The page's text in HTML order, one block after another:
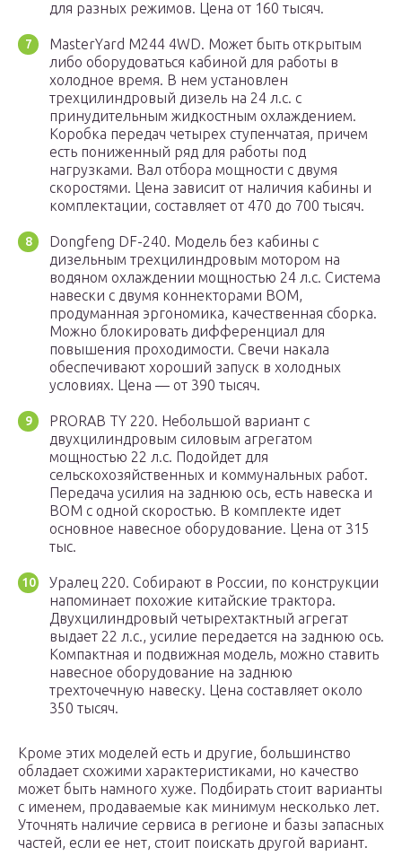
для разных режимов. Цена от 160 тысяч.
MasterYard M244 4WD. Может быть открытым
либо оборудоваться кабиной для работы в
холодное время. В нем установлен
трехцилиндровый дизель на 24 л.с. с
принудительным жидкостным охлаждением.
Коробка передач четырех ступенчатая, причем
есть пониженный ряд для работы под
нагрузками. Вал отбора мощности с двумя
скоростями. Цена зависит от наличия кабины и
комплектации, составляет от 470 до 700 тысяч.
Dongfeng DF-240. Модель без кабины с
дизельным трехцилиндровым мотором на
водяном охлаждении мощностью 24 л.с. Система
навески с двумя коннекторами ВОМ,
продуманная эргономика, качественная сборка.
Можно блокировать дифференциал для
повышения проходимости. Свечи накала
обеспечивают хороший запуск в холодных
условиях. Цена — от 390 тысяч.
PRORAB TY 220. Небольшой вариант с
двухцилиндровым силовым агрегатом
мощностью 22 л.с. Подойдет для
сельскохозяйственных и коммунальных работ.
Передача усилия на заднюю ось, есть навеска и
ВОМ с одной скоростью. В комплекте идет
основное навесное оборудование. Цена от 315
тыс.
Уралец 220. Собирают в России, по конструкции
напоминает похожие китайские трактора.
Двухцилиндровый четырехтактный агрегат
выдает 22 л.с., усилие передается на заднюю ось.
Компактная и подвижная модель, можно ставить
навесное оборудование на заднюю
трехточечную навеску. Цена составляет около
350 тысяч.
Кроме этих моделей есть и другие, большинство
обладает схожими характеристиками, но качество
может быть намного хуже. Подбирать стоит варианты
с именем, продаваемые как минимум несколько лет.
Уточнять наличие сервиса в регионе и базы запасных
частей, если ее нет, стоит поискать другой вариант.